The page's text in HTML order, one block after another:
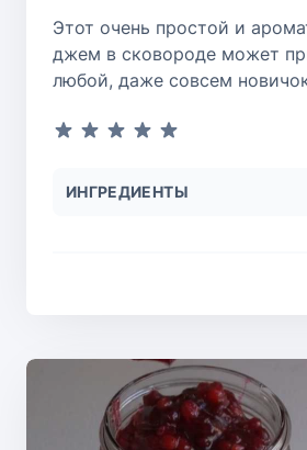
Этот очень простой и
джем в сковороде может
любой, даже совсем
ИНГРЕДИЕНТЫ